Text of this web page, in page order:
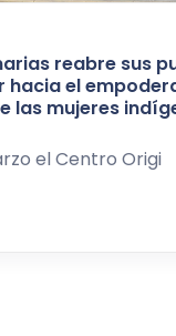
reabre sus
hacia el
las mujeres
el Centro Origi